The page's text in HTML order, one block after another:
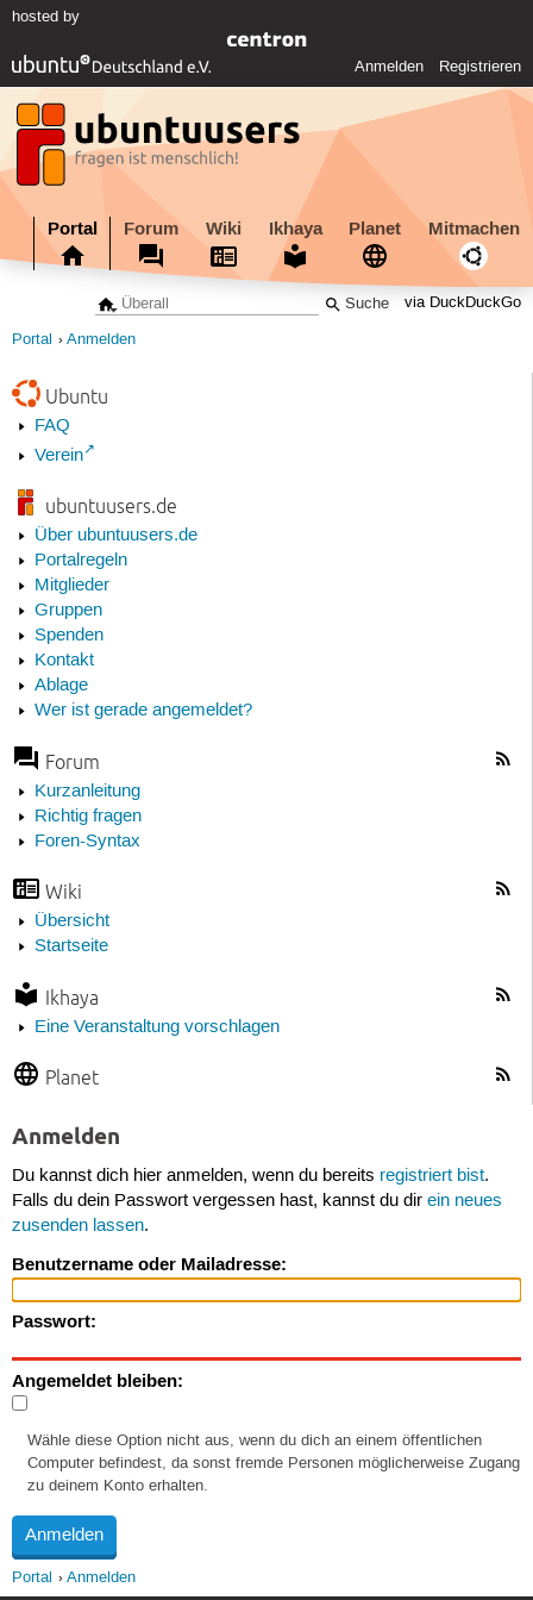
hosted by
Anmelden Registrieren
Portal Forum Wiki Ikhaya Planet Mitmachen
via DuckDuckGo
Portal Anmelden
Ubuntu
FAQ
Verein
ubuntuusers.de
Über ubuntuusers.de
Portalregeln
Mitglieder
Gruppen
Spenden
Kontakt
Ablage
Wer ist gerade angemeldet?
Forum
Kurzanleitung
Richtig fragen
Foren-Syntax
Wiki
Übersicht
Startseite
Ikhaya
Eine Veranstaltung vorschlagen
Planet
Anmelden
Du kannst dich hier anmelden, wenn du bereits registriert bist.
Falls du dein Passwort vergessen hast, kannst du dir ein neues
zusenden lassen.
Benutzername oder Mailadresse:
Passwort:
Angemeldet bleiben:
Wähle diese Option nicht aus, wenn du dich an einem öffentlichen
Computer befindest, da sonst fremde Personen möglicherweise Zugang
zu deinem Konto erhalten.
Portal Anmelden